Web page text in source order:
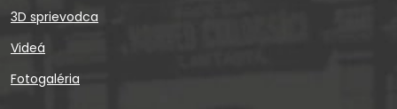
3D sprievodca
Videá
Fotogaléria